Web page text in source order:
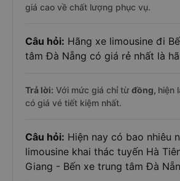
giá cao về chất lượng phục vụ.
Câu hỏi: Hãng xe limousine đi
tâm Đà Nẵng có giá rẻ nhất là
Trả lời: Với mức giá chỉ từđồng, hiện
có giá vé tiết kiệm nhất.
Câu hỏi: Hiện nay có bao nhiêu
limousine khai thác tuyến Hà
Giang - Bến xe trung tâm Đà